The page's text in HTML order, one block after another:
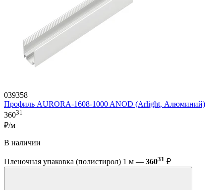
039358
Профиль AURORA-1608-1000 ANOD (Arlight, Алюминий)
36031
₽/м
В наличии
Пленочная упаковка (полистирол) 1 м — 36031 ₽